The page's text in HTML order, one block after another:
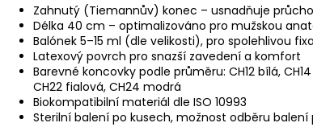
Zahnutý (Tiemannův) konec – usnadňuje
Délka 40 cm – optimalizováno pro mužskou
Balónek 5–15 ml (dle velikosti), pro spolehlivou
Latexový povrch pro snazší zavedení a komfort
Barevné koncovky podle průměru: CH12 bílá,
CH22 fialová, CH24 modrá
Biokompatibilní materiál dle ISO 10993
Sterilní balení po kusech, možnost odběru balení